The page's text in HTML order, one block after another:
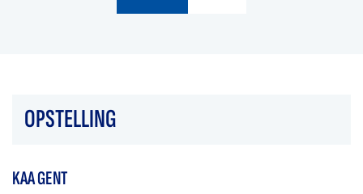
OPSTELLING
KAA GENT